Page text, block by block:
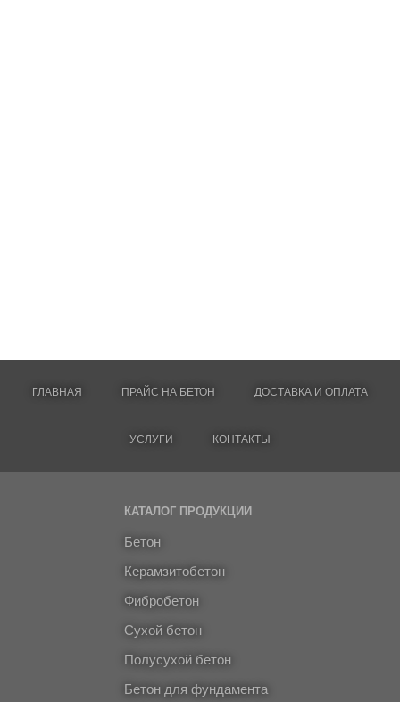
ГЛАВНАЯ ПРАЙС НА БЕТОН ДОСТАВКА И ОПЛАТА
УСЛУГИ КОНТАКТЫ
КАТАЛОГ ПРОДУКЦИИ
Бетон
Керамзитобетон
Фибробетон
Сухой бетон
Полусухой бетон
Бетон для фундамента